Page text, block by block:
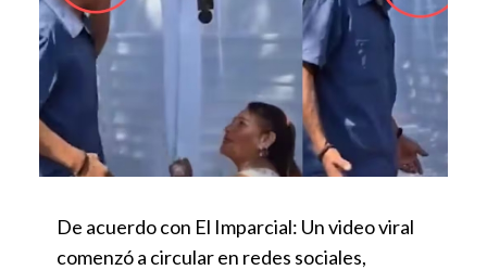
De acuerdo con El Imparcial: Un video viral
comenzó a circular en redes sociales,